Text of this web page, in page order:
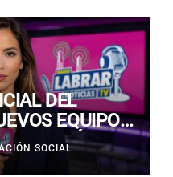
DEL
EQUIPOS
ATENCIÓN
SOCIAL